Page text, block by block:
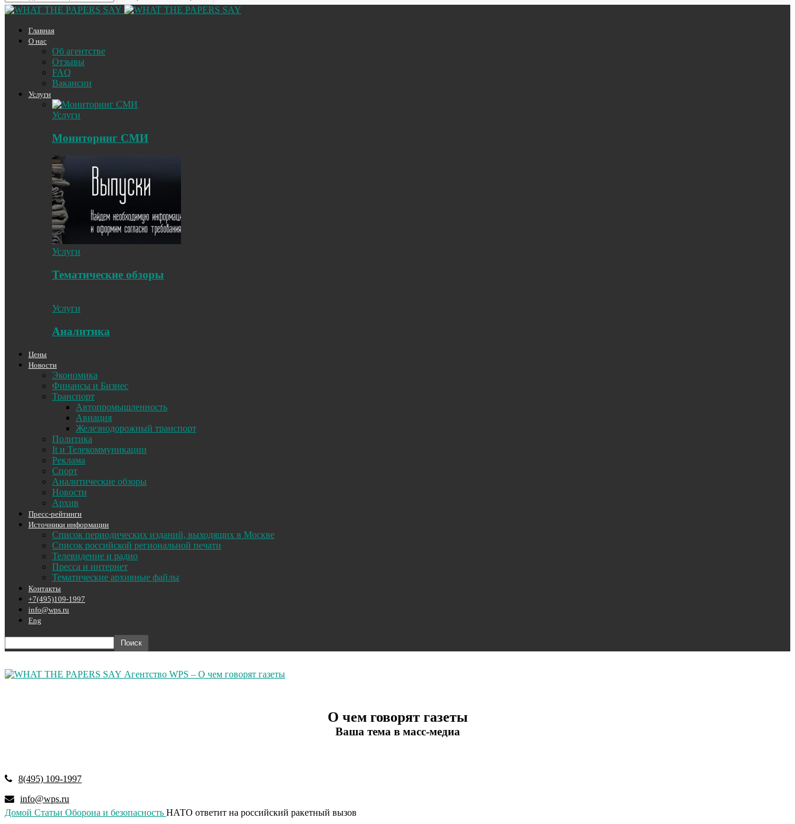
Главная
О нас
Об агентстве
Отзывы
FAQ
Вакансии
Услуги
Услуги
Мониторинг СМИ
Услуги
Тематические обзоры
Услуги
Аналитика
Цены
Новости
Экономика
Финансы и Бизнес
Транспорт
Автопромышленность
Авиация
Железнодорожный транспорт
Политика
It и Телекоммуникации
Реклама
Спорт
Аналитические обзоры
Новости
Архив
Пресс-рейтинги
Источники информации
Список периодических изданий, выходящих в Москве
Список российской региональной печати
Телевидение и радио
Пресса и интернет
Тематические архивные файлы
Контакты
+7(495)109-1997
info@wps.ru
Eng
Агентство WPS – О чем говорят газеты
О чем говорят газеты
Ваша тема в масс-медиа
8(495) 109-1997
info@wps.ru
Домой Статьи Оборона и безопасность НАТО ответит на российский ракетный вызов